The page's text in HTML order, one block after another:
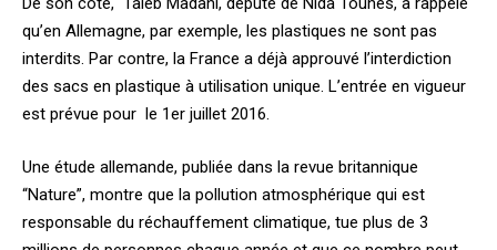
qu’en Allemagne, par exemple, les plastiques ne sont pas
interdits. Par contre, la France a déjà approuvé l’interdiction
des sacs en plastique à utilisation unique. L’entrée en vigueur
est prévue pour le 1er juillet 2016.
Une étude allemande, publiée dans la revue britannique
“Nature”, montre que la pollution atmosphérique qui est
responsable du réchauffement climatique, tue plus de 3